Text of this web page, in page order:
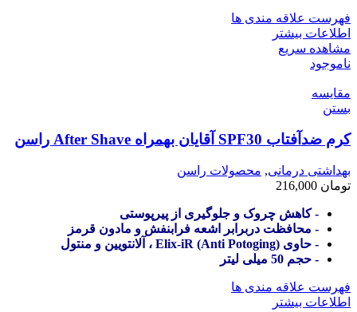
فهرست علاقه مندی ها
اطلاعات بیشتر
مشاهده سریع
ناموجود
مقایسه
بستن
کرم ضدآفتاب SPF30 آقایان بهمراه After Shave راسن
بهداشتی درمانی, محصولات راسن
تومان
- کاهش چروک و جلوگیری از پیرپوستی
- محافظت دربرابر اشعه فرابنفش و مادون قرمز
- حاوی (Anti Potoging) Elix-iR ، آلانتویین و منتول
- حجم 50 میلی لیتر
فهرست علاقه مندی ها
اطلاعات بیشتر